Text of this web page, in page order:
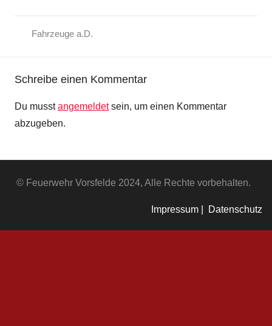
Fahrzeuge a.D.
Schreibe einen Kommentar
Du musstangemeldetsein, um einen Kommentar
abzugeben.
© Feuerwehr Vorsfelde 2024, Alle Rechte vorbehalten.
Datenschutz
Impressum |